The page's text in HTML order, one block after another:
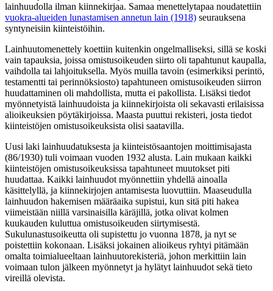
lainhuudolla ilman kiinnekirjaa. Samaa menettelytapaa noudatettiin
vuokra-alueiden lunastamisen annetun lain (1918) seurauksena
syntyneisiin kiinteistöihin.
Lainhuutomenettely koettiin kuitenkin ongelmalliseksi, sillä se koski
vain tapauksia, joissa omistusoikeuden siirto oli tapahtunut kaupalla,
vaihdolla tai lahjoituksella. Myös muilla tavoin (esimerkiksi perintö,
testamentti tai perinnöksiosto) tapahtuneen omistusoikeuden siirron
huudattaminen oli mahdollista, mutta ei pakollista. Lisäksi tiedot
myönnetyistä lainhuudoista ja kiinnekirjoista oli sekavasti erilaisissa
alioikeuksien pöytäkirjoissa. Maasta puuttui rekisteri, josta tiedot
kiinteistöjen omistusoikeuksista olisi saatavilla.
Uusi laki lainhuudatuksesta ja kiinteistösaantojen moittimisajasta
(86/1930) tuli voimaan vuoden 1932 alusta. Lain mukaan kaikki
kiinteistöjen omistusoikeuksissa tapahtuneet muutokset piti
huudattaa. Kaikki lainhuudot myönnettiin yhdellä ainoalla
käsittelyllä, ja kiinnekirjojen antamisesta luovuttiin. Maaseudulla
lainhuudon hakemisen määräaika supistui, kun sitä piti hakea
viimeistään niillä varsinaisilla käräjillä, jotka olivat kolmen
kuukauden kuluttua omistusoikeuden siirtymisestä.
Sukulunastusoikeutta oli supistettu jo vuonna 1878, ja nyt se
poistettiin kokonaan. Lisäksi jokainen alioikeus ryhtyi pitämään
omalta toimialueeltaan lainhuutorekisteriä, johon merkittiin lain
voimaan tulon jälkeen myönnetyt ja hylätyt lainhuudot sekä tieto
vireillä olevista.